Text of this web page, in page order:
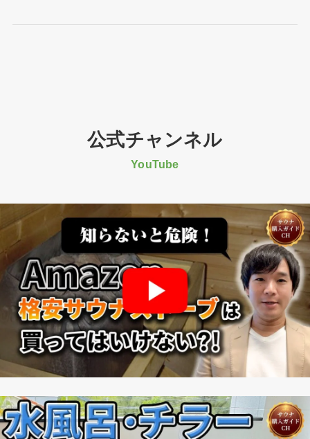
レ
陽
送
SAUNA
が
登
場
し
ま
し
た！
公式チャンネル
YouTube